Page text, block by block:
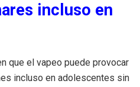
incluso en
que el vapeo puede provocar
incluso en adolescentes sin